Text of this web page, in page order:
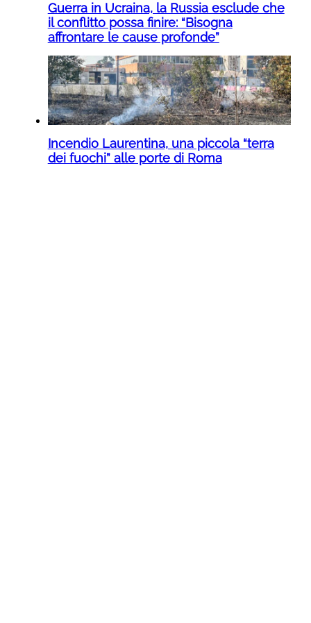
Guerra in Ucraina, la Russia esclude che
il conflitto possa finire: “Bisogna
affrontare le cause profonde”
Incendio Laurentina, una piccola “terra
dei fuochi” alle porte di Roma